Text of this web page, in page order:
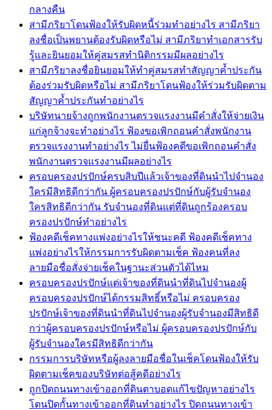
กลางคืน
สามีภริยาโดนฟ้องให้รับผิดหนี้ร่วมทำอย่างไร สามีภริยา
ลงชื่อเป็นพยานต้องรับผิดหรือไม่ สามีภริยาทำเอกสารรับ
รู้และยินยอมให้คู่สมรสทำนิติกรรมมีผลอย่างไร
สามีภริยาลงชื่อยินยอมให้ทำคู่สมรสทำสัญญาค้ำประกัน
ต้องร่วมรับผิดหรือไม่ สามีภริยาโดนฟ้องให้ร่วมรับผิดตาม
สัญญาค้ำประกันทำอย่างไร
บริษัทนายจ้างถูกพนักงานตรวจแรงงานมีคำสั่งให้จ่ายเงิน
แก่ลูกจ้างจะทำอย่างไร ฟ้องขอเพิกถอนคำสั่งพนักงาน
ตรวจแรงงานทำอย่างไร ไม่ยื่นฟ้องคดีขอเพิกถอนคำสั่ง
พนักงานตรวจแรงงานมีผลอย่างไร
ครอบครองปรปักษ์ครบสิบปีแล้วเจ้าของที่ดินนำไปจำนอง
ใครมีสิทธิดีกว่ากัน ผู้ครอบครองปรปักษ์กับผู้รับจำนอง
ใครสิทธิดีกว่ากัน รับจำนองที่ดินแต่ที่ดินถูกร้องครอบ
ครองปรปักษ์ทำอย่างไร
ฟ้องคดีเช็คทางแพ่งอย่างไรให้ชนะคดี ฟ้องคดีเช็คทาง
แพ่งอย่างไรให้กรรมการรับผิดตามเช็ค ฟ้องคนที่ลง
ลายมือชื่อสั่งจ่ายเช็คในฐานะส่วนตัวได้ไหม
ครอบครองปรปักษ์แต่เจ้าของที่ดินนำที่ดินไปจำนองผู้
ครอบครองปรปักษ์ได้กรรมสิทธิ์หรือไม่ ครอบครอง
ปรปักษ์เจ้าของที่ดินนำที่ดินไปจำนองผู้รับจำนองมีสิทธิดี
กว่าผู้ครอบครองปรปักษ์หรือไม่ ผู้ครอบครองปรปักษ์กับ
ผู้รับจำนองใครมีสิทธิดีกว่ากัน
กรรมการบริษัทหรือผู้ลงลายมือชื่อในเช็คโดนฟ้องให้รับ
ผิดตามเช็คของบริษัทต่อสู้คดีอย่างไร
ถูกปิดถนนทางเข้าออกที่ดินตาบอดแก้ไขปัญหาอย่างไร
โดนปิดกั้นทางเข้าออกที่ดินทำอย่างไร ปิดถนนทางเข้า